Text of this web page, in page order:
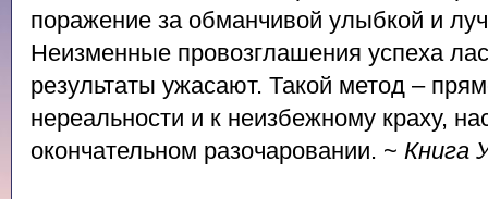
поражение за обманчивой улыбкой и
Неизменные провозглашения успеха
результаты ужасают. Такой метод –
нереальности и к неизбежному краху,
окончательном разочаровании. ~ Книга